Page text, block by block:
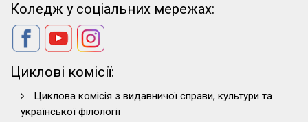
Коледж у соціальних мережах:
Циклові комісії:
Циклова комісія з видавничої справи, культури та
української філології